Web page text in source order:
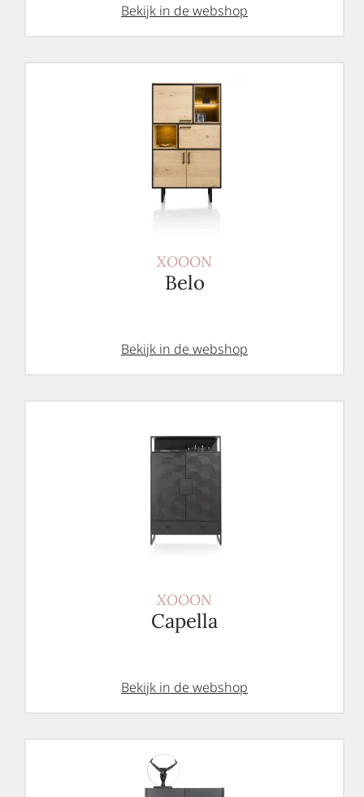
Bekijk in de webshop
XOOON
Belo
Bekijk in de webshop
XOOON
Capella
Bekijk in de webshop